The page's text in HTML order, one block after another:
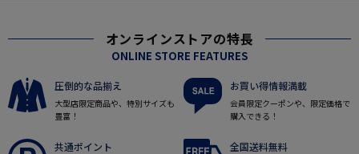
オンラインストアの特長
ONLINE STORE FEATURES
圧倒的な品揃え
大型店限定商品や、特別サイズも
豊富！
お買い得情報満載
会員限定クーポンや、限定価格で
購入できる！
共通ポイント 全国送料無料